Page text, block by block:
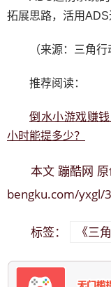
拓展思路，活用ADS
（来源：三角行
推荐阅读：
倒水小游戏赚
小时能提多少？
本文 蹦酷网
bengku.com/yxgl/
标签： 《三